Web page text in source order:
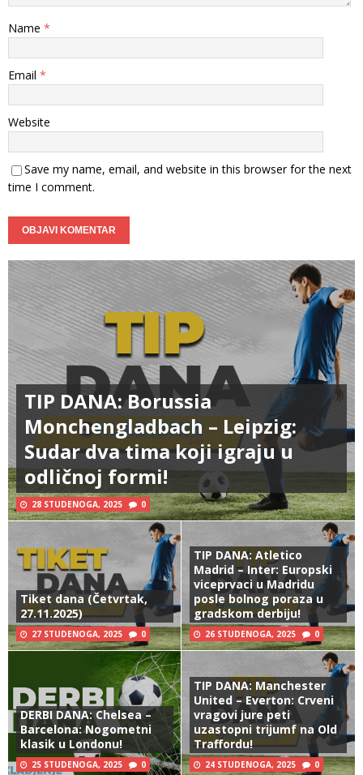
Name *
Email *
Website
Save my name, email, and website in this browser for the next
time I comment.
TIP DANA: Borussia
Monchengladbach – Leipzig:
Sudar dva tima koji igraju u
odličnoj formi!
28 STUDENOGA, 2025 0
Tiket dana (Četvrtak,
27.11.2025)
27 STUDENOGA, 2025 0
TIP DANA: Atletico
Madrid – Inter: Europski
viceprvaci u Madridu
posle bolnog poraza u
gradskom derbiju!
26 STUDENOGA, 2025 0
DERBI DANA: Chelsea –
Barcelona: Nogometni
klasik u Londonu!
25 STUDENOGA, 2025 0
TIP DANA: Manchester
United – Everton: Crveni
vragovi jure peti
uzastopni trijumf na Old
Traffordu!
24 STUDENOGA, 2025 0